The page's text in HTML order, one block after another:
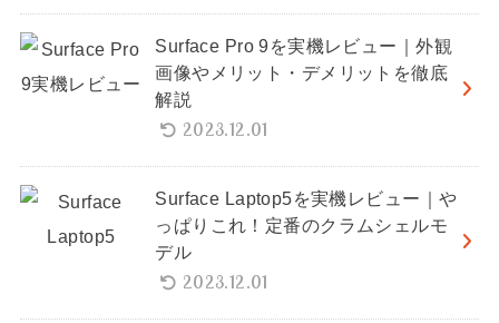
Surface Pro 9を実機レビュー｜外観
画像やメリット・デメリットを徹底
解説
2023.12.01
Surface Laptop5を実機レビュー｜や
っぱりこれ！定番のクラムシェルモ
デル
2023.12.01